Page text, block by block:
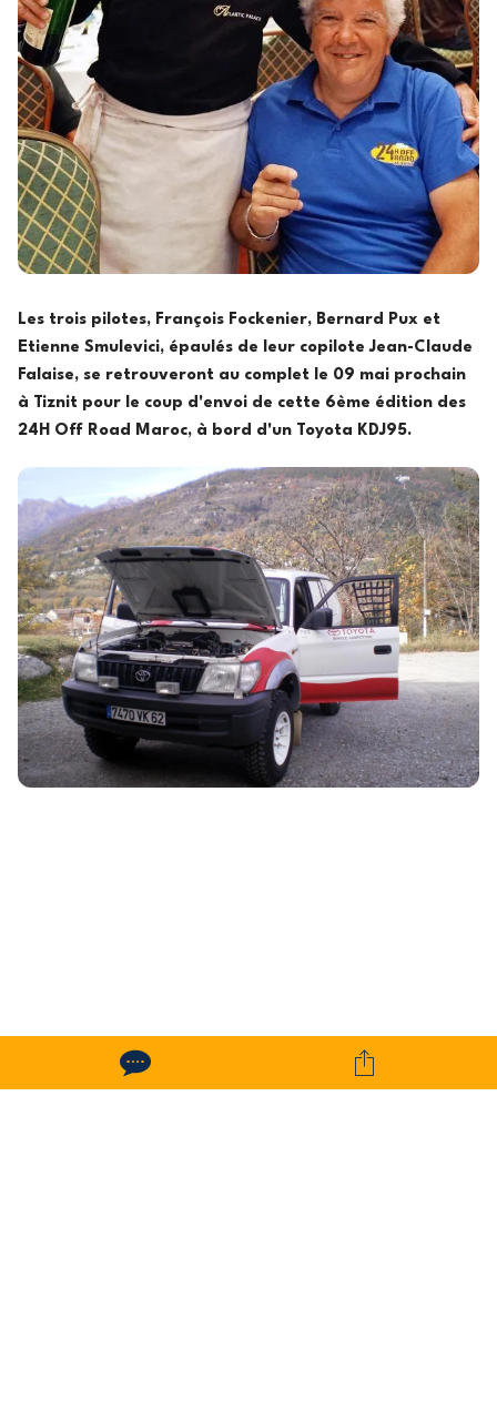
Les trois pilotes, François Fockenier, Bernard Pux et
Etienne Smulevici, épaulés de leur copilote Jean-Claude
Falaise, se retrouveront au complet le 09 mai prochain
à Tiznit pour le coup d'envoi de cette 6ème édition des
24H Off Road Maroc, à bord d'un Toyota KDJ95.